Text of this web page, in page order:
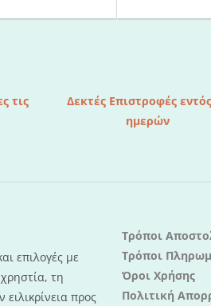
τις
Δεκτές Επιστροφές
ημερών
επιλογές με
τη
προς
Τρόποι
Τρόποι
Όροι Χρήσης
Πολιτική